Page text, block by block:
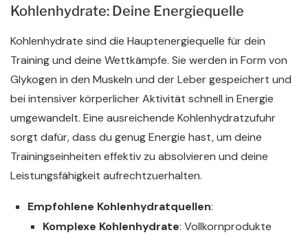
Kohlenhydrate: Deine Energiequelle
Kohlenhydrate sind die Hauptenergiequelle für dein
Training und deine Wettkämpfe. Sie werden in Form von
Glykogen in den Muskeln und der Leber gespeichert und
bei intensiver körperlicher Aktivität schnell in Energie
umgewandelt. Eine ausreichende Kohlenhydratzufuhr
sorgt dafür, dass du genug Energie hast, um deine
Trainingseinheiten effektiv zu absolvieren und deine
Leistungsfähigkeit aufrechtzuerhalten.
Empfohlene Kohlenhydratquellen:
Komplexe Kohlenhydrate: Vollkornprodukte